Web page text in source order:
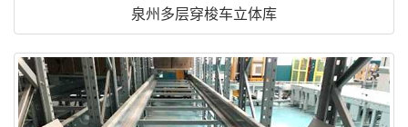
泉州多层穿梭车立体库